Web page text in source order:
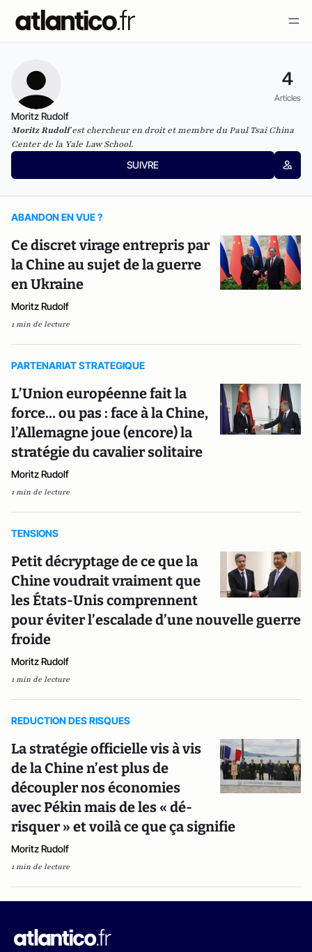
4
Articles
Moritz Rudolf
MoritzRudolfest chercheur en droit et membre du Paul Tsai China
Center de la Yale Law School.
SUIVRE
ABANDON EN VUE ?
Ce discret virage entrepris par
la Chine au sujet de la guerre
en Ukraine
Moritz Rudolf
1 min de lecture
PARTENARIAT STRATEGIQUE
L’Union européenne fait la
force… ou pas : face à la Chine,
l’Allemagne joue (encore) la
stratégie du cavalier solitaire
Moritz Rudolf
1 min de lecture
TENSIONS
Petit décryptage de ce que la
Chine voudrait vraiment que
les États-Unis comprennent
pour éviter l’escalade d’une nouvelle guerre
froide
Moritz Rudolf
1 min de lecture
REDUCTION DES RISQUES
La stratégie officielle vis à vis
de la Chine n’est plus de
découpler nos économies
avec Pékin mais de les « dé-
risquer » et voilà ce que ça signifie
Moritz Rudolf
1 min de lecture